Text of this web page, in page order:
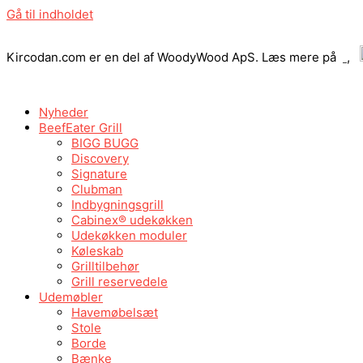
Gå til indholdet
Kircodan.com er en del af WoodyWood ApS. Læs mere på ,
Nyheder
BeefEater Grill
BIGG BUGG
Discovery
Signature
Clubman
Indbygningsgrill
Cabinex® udekøkken
Udekøkken moduler
Køleskab
Grilltilbehør
Grill reservedele
Udemøbler
Havemøbelsæt
Stole
Borde
Bænke